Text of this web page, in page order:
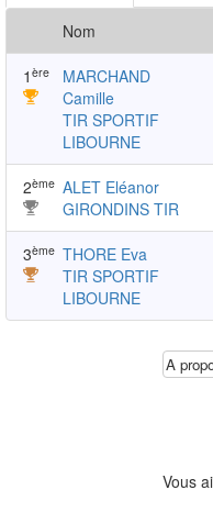
Nom
1 ère
MARCHAND
Camille
TIR SPORTIF
LIBOURNE
2ème ALET Eléanor
GIRONDINS TIR
3ème THORE Eva
TIR SPORTIF
LIBOURNE
A
Vous